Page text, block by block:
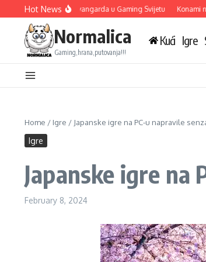
Skip to content
Hot News
Tri Nove Igre: Avangarda u Gaming Svijetu Konami
Normalica
Gaming,hrana,putovanja!!!
Kući Igre
Home / Igre / Japanske igre na PC-u napravile
Igre
Japanske igre na
February 8, 2024